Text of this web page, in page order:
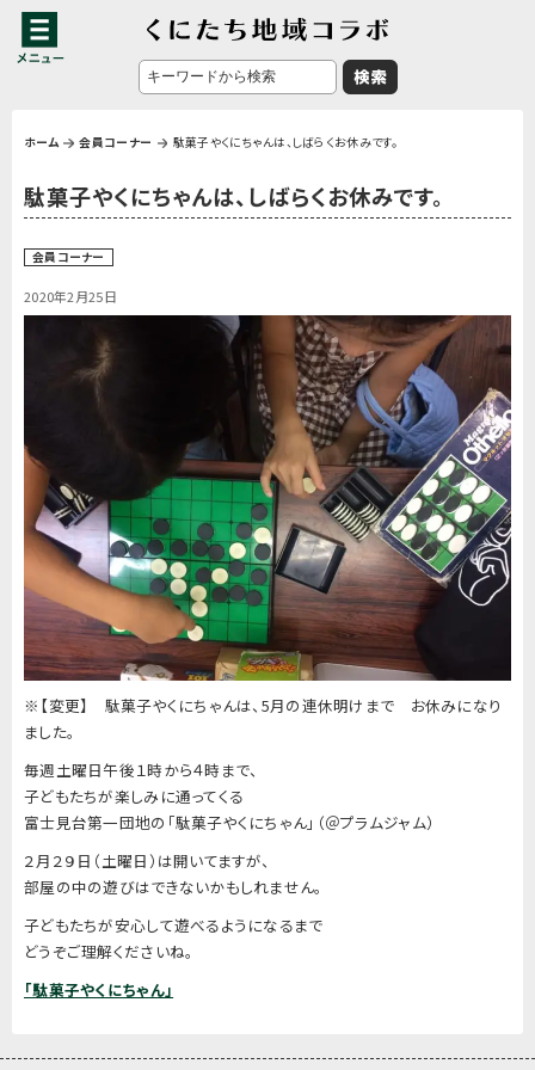
ホーム 会員コーナー 駄菓子やくにちゃんは、しばらくお休みです。
駄菓子やくにちゃんは、しばらくお休みです。
会員コーナー
2020年2月25日
※【変更】 駄菓子やくにちゃんは、5月の連休明けまで お休みになり
ました。
毎週土曜日午後１時から４時まで、
子どもたちが楽しみに通ってくる
富士見台第一団地の「駄菓子やくにちゃん」（＠プラムジャム）
２月２９日（土曜日）は開いてますが、
部屋の中の遊びはできないかもしれません。
子どもたちが安心して遊べるようになるまで
どうぞご理解くださいね。
「駄菓子やくにちゃん」